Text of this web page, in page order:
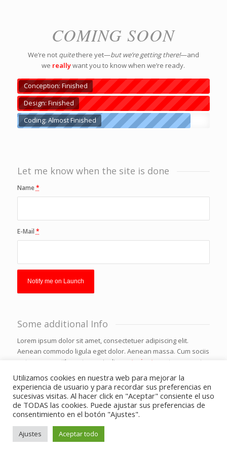
COMING SOON
We’re not quitethere yet—but we’re getting there!—and
we reallywant you to know when we’re ready.
Conception: Finished
Design: Finished
Coding: Almost Finished
Let me know when the site is done
Name*
E-Mail *
Some additional Info
Lorem ipsum dolor sit amet, consectetuer adipiscing elit.
Aenean commodo ligula eget dolor. Aenean massa. Cum sociis
natoque penatibus et magnis dis
parturient montes, nascetur
Donec quam felis, ultricies nec, pellentesque eu,pretiumquis,
sem. Nulla consequat massa quis enim. Donec pede justo,
fringilla vel, aliquet nec, vulputate eget, arcu.
Utilizamos cookies en nuestra web para mejorar la
experiencia de usuario y para recordar sus preferencias en
sucesivas visitas. Al hacer click en "Aceptar" consiente el uso
de TODAS las cookies. Puede ajustar sus preferencias de
consentimiento en el botón "Ajustes".
Ajustes Aceptar todo